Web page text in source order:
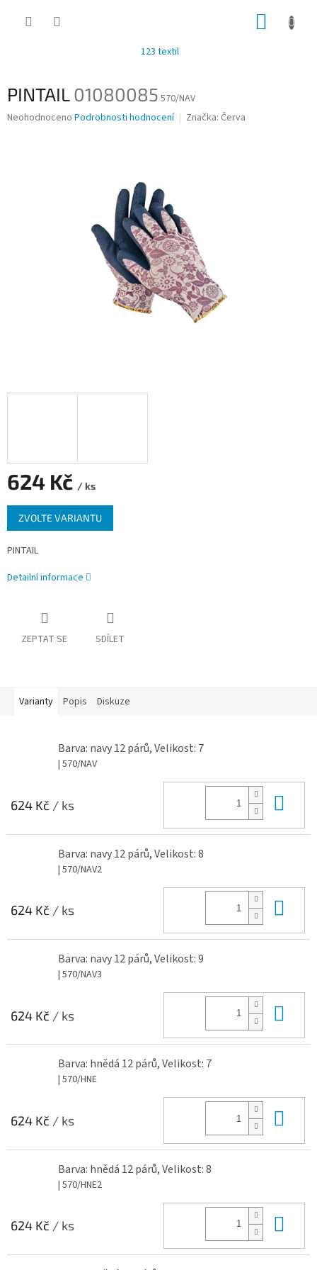
123 textil
PINTAIL01080085 570/NAV
Průměrné
Neohodnoceno Podrobnosti hodnocení Značka: Červa
624 Kč / ks
Měrná
cena:
ZVOLTE VARIANTU
PINTAIL
Detailní informace
ZEPTAT SE SDÍLET
Varianty Popis Diskuze
Barva: navy 12 párů, Velikost: 7
| 570/NAV
624 Kč / ks
Barva: navy 12 párů, Velikost: 8
| 570/NAV2
624 Kč / ks
Barva: navy 12 párů, Velikost: 9
| 570/NAV3
624 Kč / ks
Barva: hnědá 12 párů, Velikost: 7
| 570/HNE
624 Kč / ks
Barva: hnědá 12 párů, Velikost: 8
| 570/HNE2
624 Kč / ks